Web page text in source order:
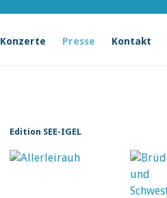
Konzerte Presse Kontakt
Edition SEE-IGEL